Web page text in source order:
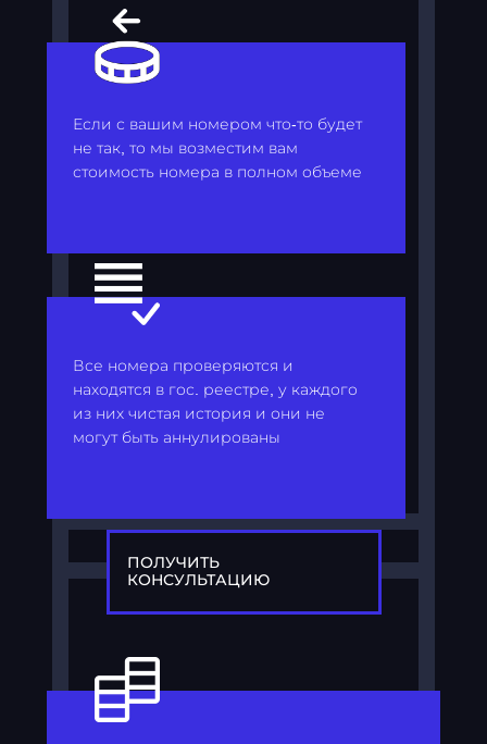
Если с вашим номером что-то будет
не так, то мы возместим вам
стоимость номера в полном объеме
Все номера проверяются и
находятся в гос. реестре, у каждого
из них чистая история и они не
могут быть аннулированы
ПОЛУЧИТЬ
КОНСУЛЬТАЦИЮ